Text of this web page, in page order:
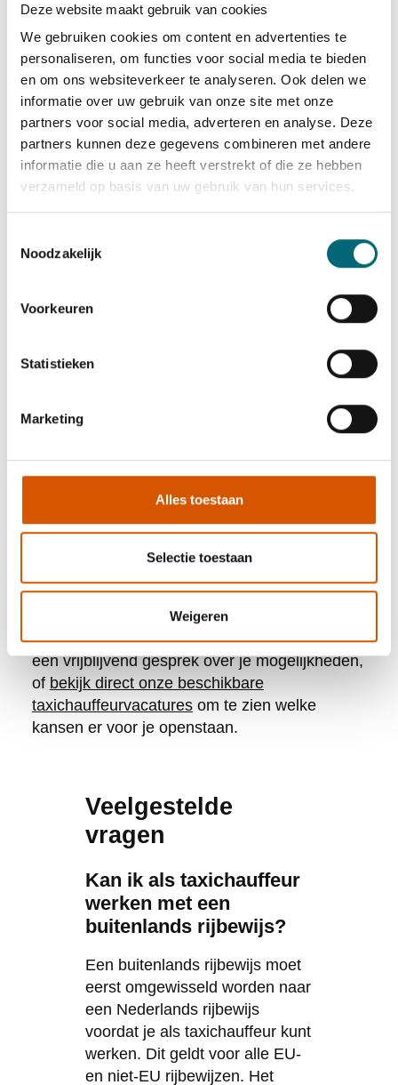
Deze website maakt gebruik van cookies
We gebruiken cookies om content en advertenties te
personaliseren, om functies voor social media te bieden
en om ons websiteverkeer te analyseren. Ook delen we
informatie over uw gebruik van onze site met onze
partners voor social media, adverteren en analyse. Deze
partners kunnen deze gegevens combineren met andere
informatie die u aan ze heeft verstrekt of die ze hebben
verzameld op basis van uw gebruik van hun services.
Noodzakelijk
Voorkeuren
Statistieken
Marketing
Alles toestaan
Selectie toestaan
Weigeren
Wij begeleiden je door het complete proces
van taxichauffeuropleiding en certificering. Van
de eerste intake tot het behalen van je
chauffeurskaart zorgen wij ervoor dat je alle
regels en eisen correct doorloopt, zonder
onnodige vertraging of extra kosten.
Onze dienstverlening omvat:
Complete begeleidingbij het aanvragen
Professionele opleiding met ervaren
Hulp bij het plannen van examens en
Transparante kostenoverzichten zonder
Nazorg en ondersteuning bij het vinden
van werk
Door onze jarenlange ervaring in de
procedures. Hierdoor voorkom je fouten die het
proces kunnen vertragen. Ook helpen wij bij
het vinden van geschikte werkgevers zodra je
gekwalificeerd bent.
Klaar om te starten met je carrière als
taxichauffeur?Neem contact met ons opvoor
een vrijblijvend gesprek over je mogelijkheden,
of bekijk direct onze beschikbare
taxichauffeurvacaturesom te zien welke
kansen er voor je openstaan.
Veelgestelde
vragen
Kan ik als taxichauffeur
werken met een
buitenlands rijbewijs?
Een buitenlands rijbewijs moet
eerst omgewisseld worden naar
een Nederlands rijbewijs
voordat je als taxichauffeur kunt
werken. Dit geldt voor alle EU-
en niet-EU rijbewijzen. Het